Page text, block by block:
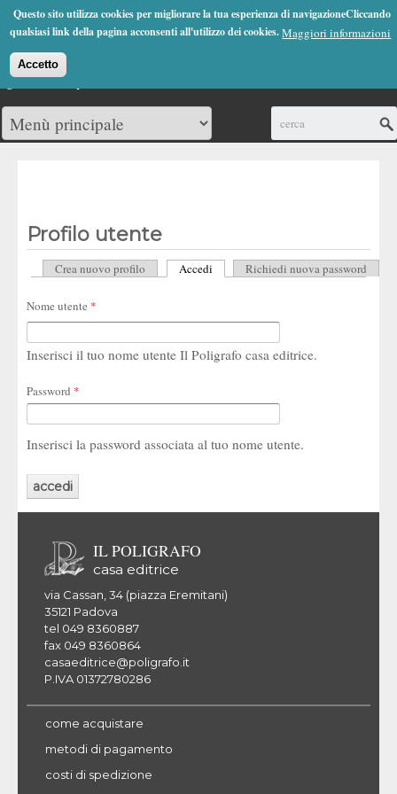
Questo sito utilizza cookies per migliorare la tua esperienza di navigazioneCliccando
qualsiasi link della pagina acconsenti all'utilizzo dei cookies.Maggiori informazioni
Accetto
Jump to Navigation
(0)
Profilo utente
Schede primarie
Crea nuovo profilo Accedi (scheda attiva)
Richiedi nuova password
Nome utente *
Inserisci il tuo nome utente Il Poligrafo casa editrice.
Password *
Inserisci la password associata al tuo nome utente.
IL POLIGRAFO
casa editrice
via Cassan, 34 (piazza Eremitani)
35121 Padova
tel 049 8360887
fax 049 8360864
casaeditrice@poligrafo.it
P.IVA 01372780286
come acquistare
metodi di pagamento
costi di spedizione